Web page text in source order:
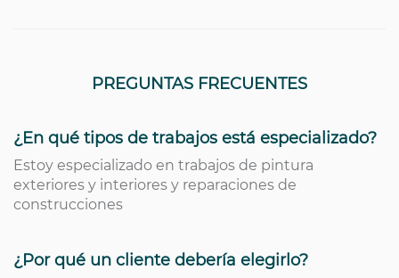
PREGUNTAS FRECUENTES
¿En qué tipos de trabajos está especializado?
Estoy especializado en trabajos de pintura
exteriores y interiores y reparaciones de
construcciones
¿Por qué un cliente debería elegirlo?